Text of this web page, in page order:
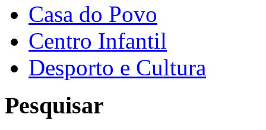
Casa do Povo
Centro Infantil
Desporto e Cultura
Pesquisar